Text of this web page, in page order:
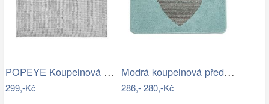
POPEYE Koupelnová předložka 80 x 60 cm …
299,-Kč
Modrá koupelnová předložka se srdíčkem …
286,-280,-Kč